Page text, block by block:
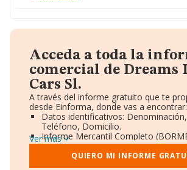
Acceda a toda la
comercial de Dreams
Cars Sl.
A través del informe gratuito que te
desde Einforma, donde vas a encontrar:
Datos identificativos:
Teléfono, Domicilio.
Informe Mercantil Completo
Gráficos de Evolución Ventas y
Consejo de Administración y
Directivos y Ejecutivos.
Ver más
QUIERO MI INFORME